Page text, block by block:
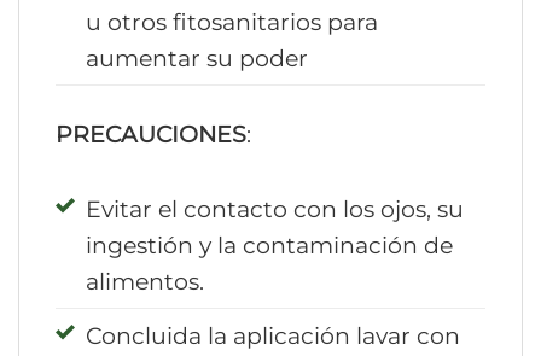
u otros fitosanitarios para
aumentar su poder
PRECAUCIONES:
Evitar el contacto con los ojos, su
ingestión y la contaminación de
alimentos.
Concluida la aplicación lavar con